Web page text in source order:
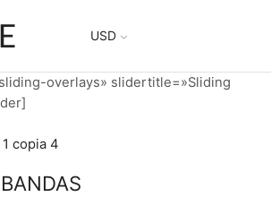
USD
overlays» slidertitle=»Sliding